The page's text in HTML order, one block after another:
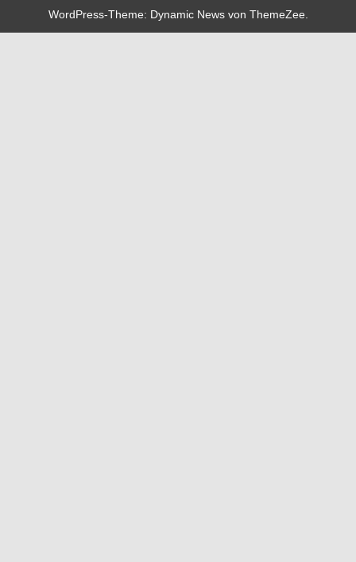
WordPress-Theme: Dynamic News von ThemeZee.